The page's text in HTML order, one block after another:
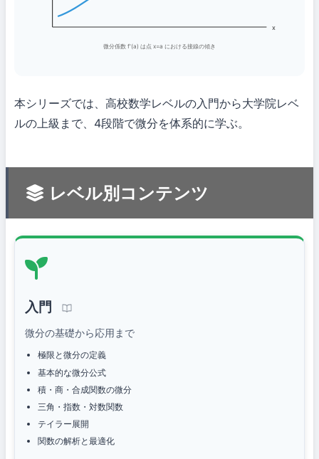
x
微分係数 f'(a) は点 x=a における接線の傾き
本シリーズでは、高校数学レベルの入門から大学院レベ
ルの上級まで、4段階で微分を体系的に学ぶ。
レベル別コンテンツ
入門
微分の基礎から応用まで
極限と微分の定義
基本的な微分公式
積・商・合成関数の微分
三角・指数・対数関数
テイラー展開
関数の解析と最適化